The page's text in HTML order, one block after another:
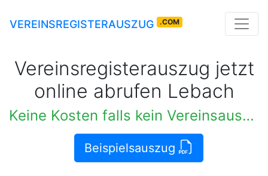
VEREINSREGISTERAUSZUG .COM
Vereinsregisterauszug jetzt
online abrufen Lebach
Keine Kosten falls kein Vereinsauszug verfügbar
Beispielsauszug